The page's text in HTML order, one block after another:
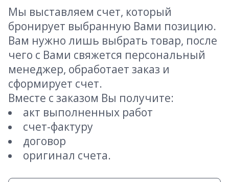
Мы выставляем счет, который
бронирует выбранную Вами позицию.
Вам нужно лишь выбрать товар, после
чего с Вами свяжется персональный
менеджер, обработает заказ и
сформирует счет.
Вместе с заказом Вы получите:
акт выполненных работ
счет-фактуру
договор
оригинал счета.